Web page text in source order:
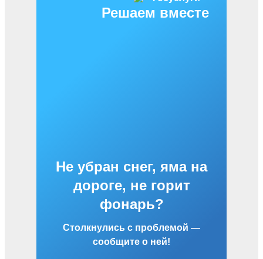
Решаем вместе
Не убран снег, яма на
дороге, не горит
фонарь?
Столкнулись с проблемой —
сообщите о ней!